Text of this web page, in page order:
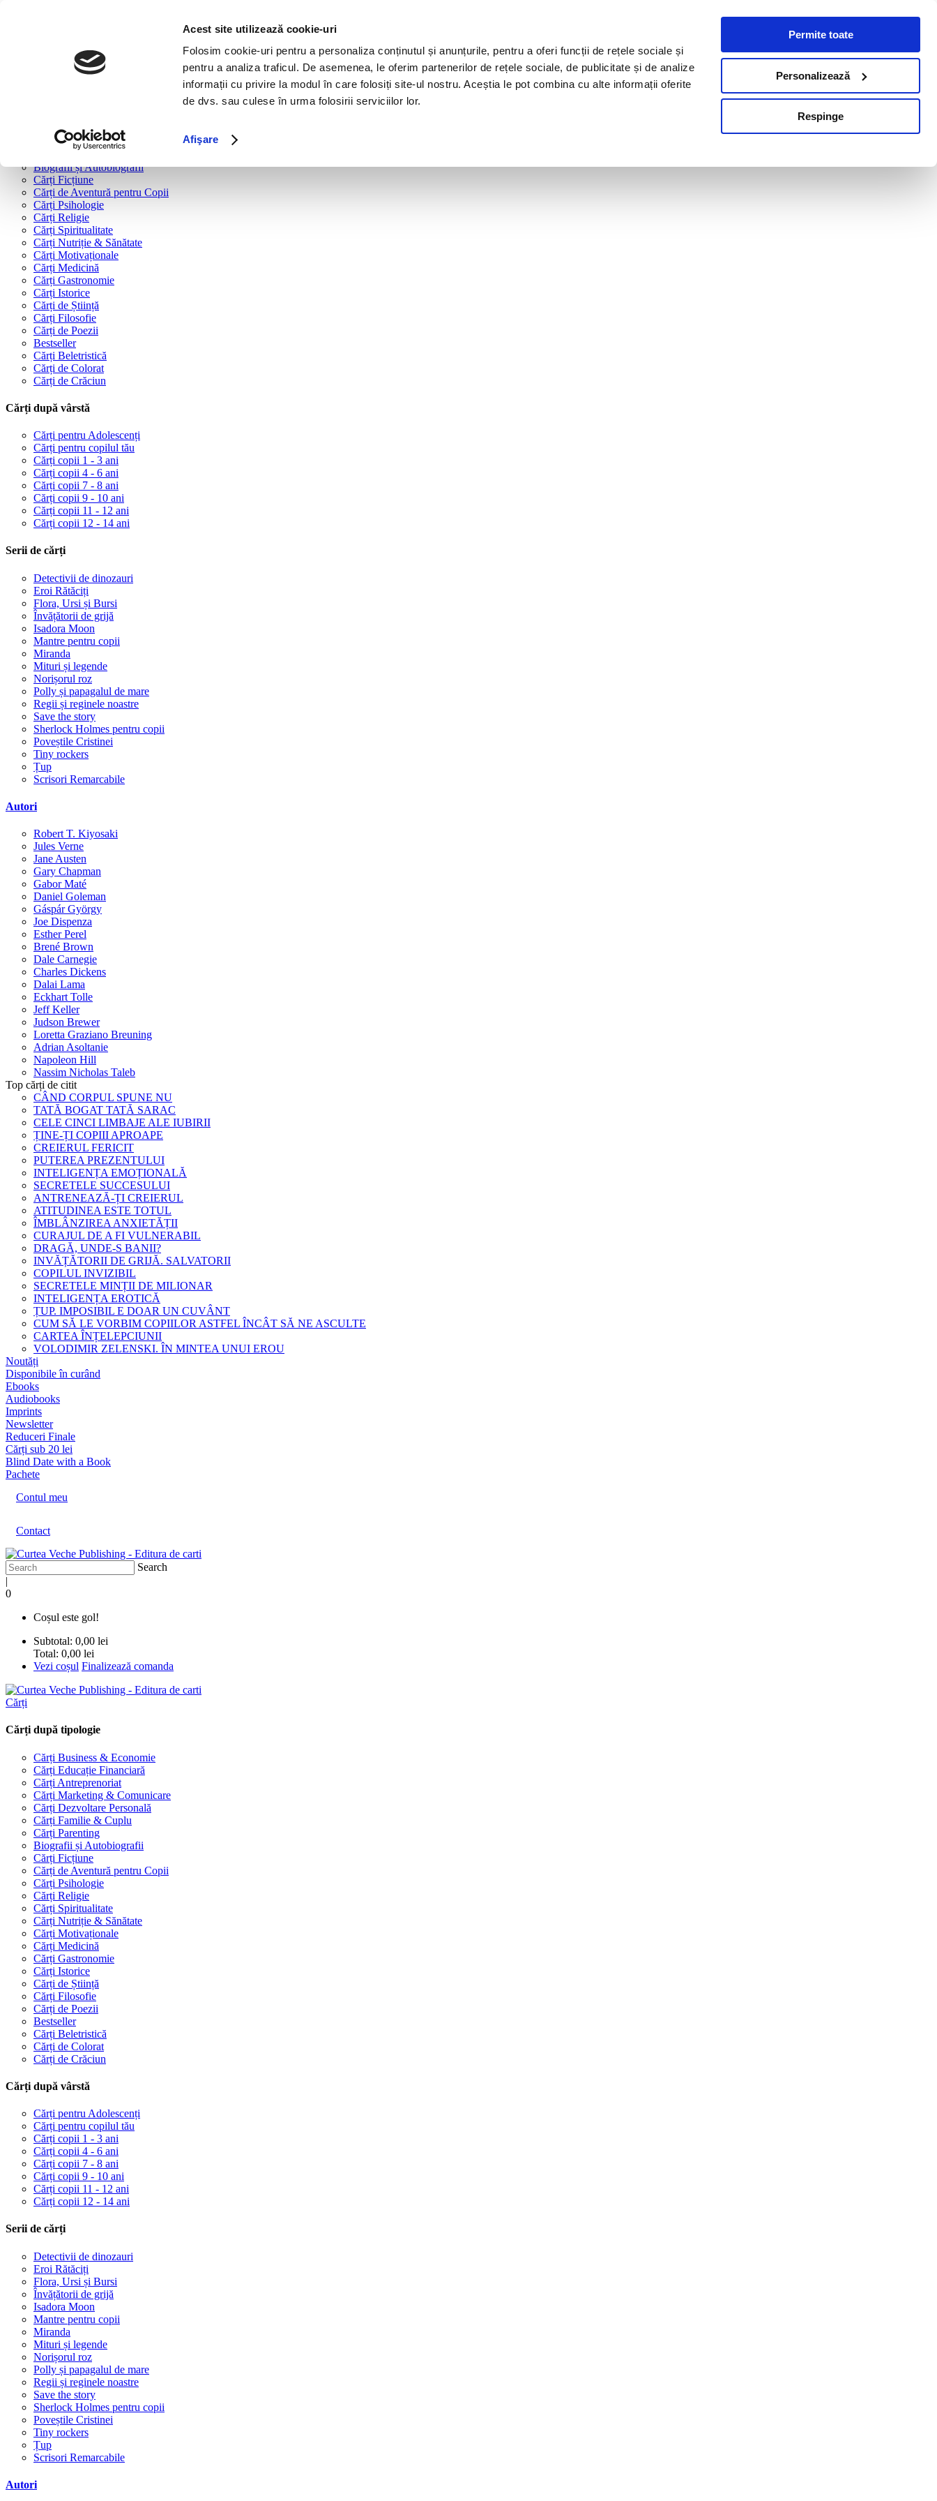
Acest site utilizează cookie-uri
Folosim cookie-uri pentru a personaliza conținutul și anunțurile, pentru a oferi funcții de rețele sociale și
pentru a analiza traficul. De asemenea, le oferim partenerilor de rețele sociale, de publicitate și de analize
informații cu privire la modul în care folosiți site-ul nostru. Aceștia le pot combina cu alte informații oferite
de dvs. sau culese în urma folosirii serviciilor lor.
Afişare
Permite toate
Personalizează
Respinge
Cărți după tipologie
Cărți Dezvoltare Personală
Cărți Familie & Cuplu
Biografii și Autobiografii
Cărți Ficțiune
Cărți de Aventură pentru Copii
Cărți Psihologie
Cărți Religie
Cărți Spiritualitate
Cărți Nutriție & Sănătate
Cărți Motivaționale
Cărți Medicină
Cărți Gastronomie
Cărți Istorice
Cărți de Știință
Cărți Filosofie
Cărți de Poezii
Bestseller
Cărți Beletristică
Cărți de Colorat
Cărți de Crăciun
Cărți după vârstă
Cărți pentru Adolescenți
Cărți pentru copilul tău
Cărți copii 1 - 3 ani
Cărți copii 4 - 6 ani
Cărți copii 7 - 8 ani
Cărți copii 9 - 10 ani
Cărți copii 11 - 12 ani
Cărți copii 12 - 14 ani
Serii de cărți
Detectivii de dinozauri
Eroi Rătăciți
Flora, Ursi și Bursi
Învățătorii de grijă
Isadora Moon
Mantre pentru copii
Miranda
Mituri și legende
Norișorul roz
Polly și papagalul de mare
Regii și reginele noastre
Save the story
Sherlock Holmes pentru copii
Poveștile Cristinei
Tiny rockers
Țup
Scrisori Remarcabile
Autori
Robert T. Kiyosaki
Jules Verne
Jane Austen
Gary Chapman
Gabor Maté
Daniel Goleman
Gáspár György
Joe Dispenza
Esther Perel
Brené Brown
Dale Carnegie
Charles Dickens
Dalai Lama
Eckhart Tolle
Jeff Keller
Judson Brewer
Loretta Graziano Breuning
Adrian Asoltanie
Napoleon Hill
Nassim Nicholas Taleb
Top cărți de citit
CÂND CORPUL SPUNE NU
TATĂ BOGAT TATĂ SARAC
CELE CINCI LIMBAJE ALE IUBIRII
ȚINE-ȚI COPIII APROAPE
CREIERUL FERICIT
PUTEREA PREZENTULUI
INTELIGENȚA EMOȚIONALĂ
SECRETELE SUCCESULUI
ANTRENEAZĂ-ȚI CREIERUL
ATITUDINEA ESTE TOTUL
ÎMBLÂNZIREA ANXIETĂȚII
CURAJUL DE A FI VULNERABIL
DRAGĂ, UNDE-S BANII?
INVĂȚĂTORII DE GRIJĂ. SALVATORII
COPILUL INVIZIBIL
SECRETELE MINȚII DE MILIONAR
INTELIGENȚA EROTICĂ
ȚUP. IMPOSIBIL E DOAR UN CUVÂNT
CUM SĂ LE VORBIM COPIILOR ASTFEL ÎNCÂT SĂ NE ASCULTE
CARTEA ÎNȚELEPCIUNII
VOLODIMIR ZELENSKI. ÎN MINTEA UNUI EROU
Noutăți
Disponibile în curând
Ebooks
Audiobooks
Imprints
Newsletter
Reduceri Finale
Cărți sub 20 lei
Blind Date with a Book
Pachete
Contul meu
Contact
Search
|
0
Coșul este gol!
Subtotal: 0,00 lei
Total: 0,00 lei
Vezi coșul Finalizează comanda
Cărți
Cărți după tipologie
Cărți Business & Economie
Cărți Educație Financiară
Cărți Antreprenoriat
Cărți Marketing & Comunicare
Cărți Dezvoltare Personală
Cărți Familie & Cuplu
Cărți Parenting
Biografii și Autobiografii
Cărți Ficțiune
Cărți de Aventură pentru Copii
Cărți Psihologie
Cărți Religie
Cărți Spiritualitate
Cărți Nutriție & Sănătate
Cărți Motivaționale
Cărți Medicină
Cărți Gastronomie
Cărți Istorice
Cărți de Știință
Cărți Filosofie
Cărți de Poezii
Bestseller
Cărți Beletristică
Cărți de Colorat
Cărți de Crăciun
Cărți după vârstă
Cărți pentru Adolescenți
Cărți pentru copilul tău
Cărți copii 1 - 3 ani
Cărți copii 4 - 6 ani
Cărți copii 7 - 8 ani
Cărți copii 9 - 10 ani
Cărți copii 11 - 12 ani
Cărți copii 12 - 14 ani
Serii de cărți
Detectivii de dinozauri
Eroi Rătăciți
Flora, Ursi și Bursi
Învățătorii de grijă
Isadora Moon
Mantre pentru copii
Miranda
Mituri și legende
Norișorul roz
Polly și papagalul de mare
Regii și reginele noastre
Save the story
Sherlock Holmes pentru copii
Poveștile Cristinei
Tiny rockers
Țup
Scrisori Remarcabile
Autori